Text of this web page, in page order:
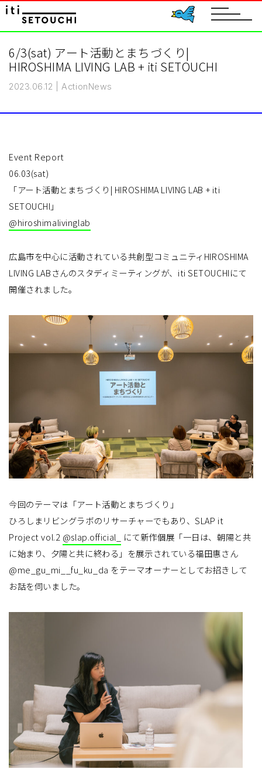
toggle
6/3(sat) アート活動とまちづくり|
HIROSHIMA LIVING LAB + iti SETOUCHI
2023.06.12 ActionNews
Event Report
06.03(sat)
「アート活動とまちづくり| HIROSHIMA LIVING LAB + iti
SETOUCHI」
@hiroshimalivinglab
広島市を中心に活動されている共創型コミュニティHIROSHIMA
LIVING LABさんのスタディミーティングが、iti SETOUCHIにて
開催されました。
今回のテーマは「アート活動とまちづくり」
ひろしまリビングラボのリサーチャーでもあり、SLAP it
Project vol.2 @slap.official_
にて新作個展「一日は、朝陽と共
に始まり、夕陽と共に終わる」を展示されている福田惠さん
@me_gu_mi__fu_ku_da をテーマオーナーとしてお招きして
お話を伺いました。